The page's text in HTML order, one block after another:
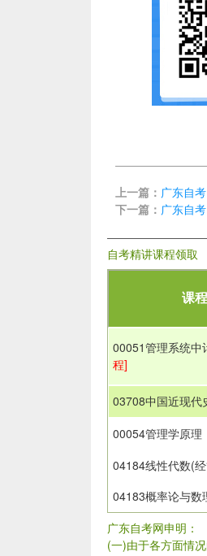
上一篇： 广东自
下一篇： 广东自
自考精讲课程领取
课
00051管理系统中
程]
03708中国近现代
00054管理学原理
04184线性代数(
04183概率论与数
广东自考网申明：
(一)由于各方面情